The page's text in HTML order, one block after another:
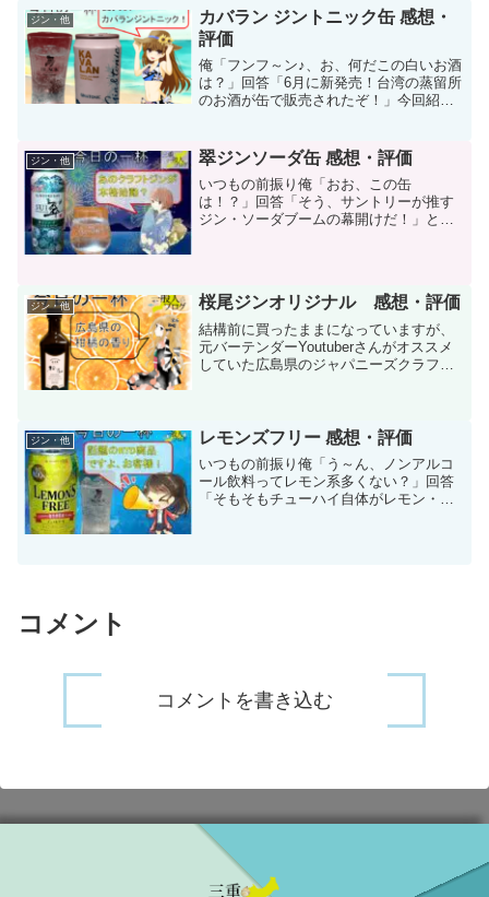
ジン・他
カバラン ジントニック缶 感想・
評価
俺「フンフ～ン♪、お、何だこの白いお酒
は？」回答「6月に新発売！台湾の蒸留所
のお酒が缶で販売されたぞ！」今回紹介
缶です。ちなみに、ジントニック以外に
もカバランウイスキー...
ジン・他 翠ジンソーダ缶 感想・評価
いつもの前振り俺「おお、この缶
は！？」回答「そう、サントリーが推す
ジン・ソーダブームの幕開けだ！」とい
ルコール飲料「翠ジンソーダ...
ジン・他 桜尾ジンオリジナル 感想・評価
結構前に買ったままになっていますが、
元バーテンダーYoutuberさんがオススメ
していた広島県のジャパニーズクラフト
みかんではない、...
ジン・他 レモンズフリー 感想・評価
いつもの前振り俺「う～ん、ノンアルコ
ール飲料ってレモン系多くない？」回答
「そもそもチューハイ自体がレモン・グ
コメント
コメントを書き込む